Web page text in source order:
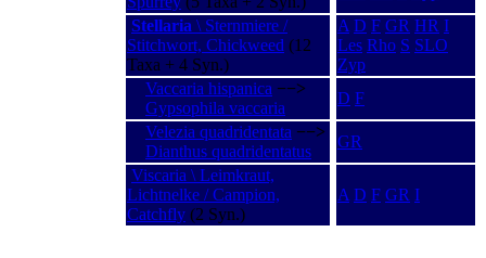
Stellaria \ Sternmiere /
Stitchwort, Chickweed (12
Taxa + 4 Syn.)
A D F GR HR I
Les Rho S SLO
Zyp
Vaccaria hispanica −−>
Gypsophila vaccaria
D F
Velezia quadridentata −−>
Dianthus quadridentatus
GR
Viscaria \ Leimkraut,
Lichtnelke / Campion,
Catchfly (2 Syn.)
A D F GR I